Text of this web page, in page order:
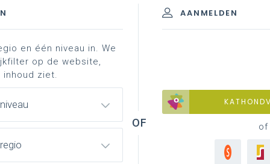
2020-2023
2023 - Schriftelijke
en vaste benoeming
AANMELDEN
of
en één niveau in. We
op de website,
ziet.